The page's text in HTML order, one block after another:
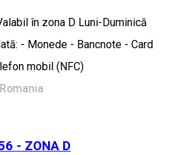
în zona D Luni-Duminică
- Monede - Bancnote - Card
mobil (NFC)
- ZONA D